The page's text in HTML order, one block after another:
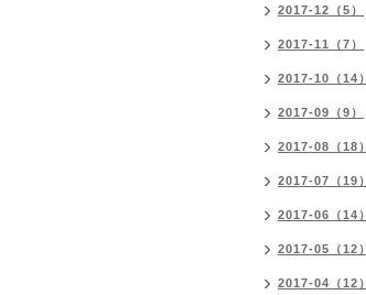
2017-12（5）
2017-11（7）
2017-10（14）
2017-09（9）
2017-08（18）
2017-07（19）
2017-06（14）
2017-05（12）
2017-04（12）